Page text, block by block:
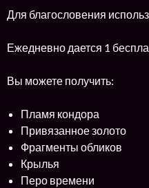
Для благословения
Ежедневно дается 1
Вы можете получить:
Пламя кондора
Привязанное золото
Фрагменты обликов
Крылья
Перо времени